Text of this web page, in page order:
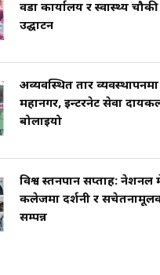
वडा कार्यालय र स्वास्थ्य
उद्घाटन
अव्यवस्थित तार
महानगर, इन्टरनेट सेवा
बोलाइयो
विश्व स्तनपान सप्ताह:
कलेजमा प्रदर्शनी र
सम्पन्न